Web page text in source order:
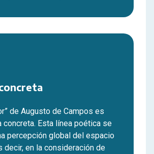
de Augusto de Campos es
concreta. Esta línea poética se
percepción global del espacio
decir, en la consideración de